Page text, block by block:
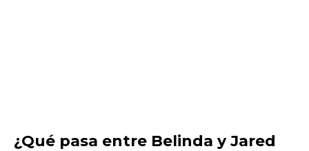
¿Qué pasa entre Belinda y Jared